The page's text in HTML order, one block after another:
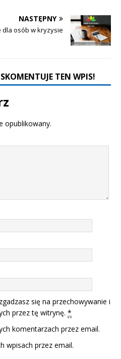
NASTĘPNY
osób w kryzysie
TEN WPIS!
opublikowany.
się na przechowywanie i
przez tę witrynę. *
komentarzach przez email.
wpisach przez email.